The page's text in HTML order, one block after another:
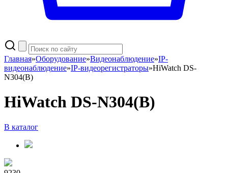
Главная»Оборудование»Видеонаблюдение»IP-
видеонаблюдение»IP-видеорегистраторы»HiWatch DS-
N304(B)
HiWatch DS-N304(B)
В каталог